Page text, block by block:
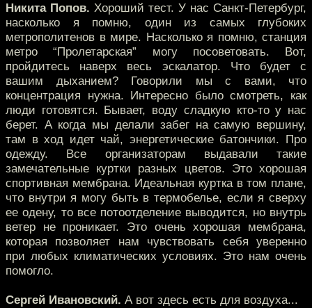
Никита Попов. Хороший тест. У нас Санкт-Петербург,
насколько я помню, один из самых глубоких
метрополитенов в мире. Насколько я помню, станция
метро “Пролетарская” могу посоветовать. Вот,
пройдитесь наверх весь эскалатор. Что будет с
вашим дыханием? Говорили мы с вами, что
концентрация нужна. Интересно было смотреть, как
люди готовятся. Бывает, воду сладкую кто-то у нас
берет. А когда мы делали забег на самую вершину,
там в ход идет чай, энергетические батончики. Про
одежду. Все организаторам выдавали такие
замечательные куртки разных цветов. Это хорошая
спортивная мембрана. Идеальная куртка в том плане,
что внутри я могу быть в термобелье, если я сверху
ее одену, то все потоотделение выводится, но внутрь
ветер не проникает. Это очень хорошая мембрана,
которая позволяет нам чувствовать себя уверенно
при любых климатических условиях. Это нам очень
помогло.
Сергей Ивановский. А вот здесь есть для воздуха...